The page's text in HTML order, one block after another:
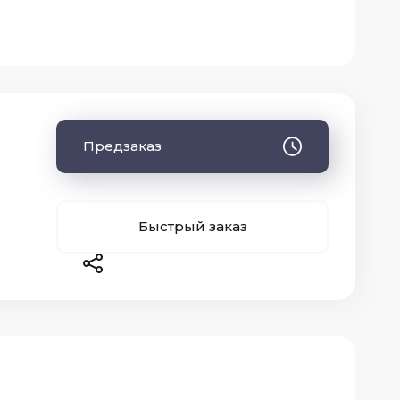
Предзаказ
Быстрый заказ